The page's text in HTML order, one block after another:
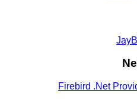
Firebird .Net